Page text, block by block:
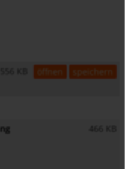
öffnen speichern
466 KB